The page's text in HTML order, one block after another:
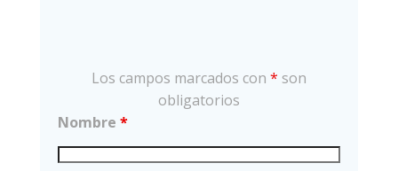
Los campos marcados con * son
obligatorios
Nombre *